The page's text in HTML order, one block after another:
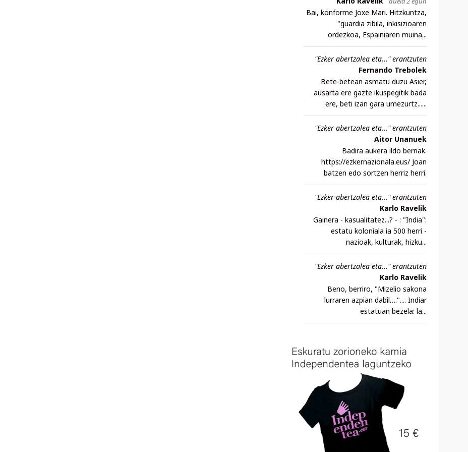
Bai, konforme Joxe Mari. Hitzkuntza,
"guardia zibila, inkisizioaren
ordezkoa, Espainiaren muina...
"Ezker abertzalea eta..." erantzuten
Fernando Trebolek
Bete-betean asmatu duzu Asier,
ausarta ere gazte ikuspegitik bada
ere, beti izan gara umezurtz......
"Ezker abertzalea eta..." erantzuten
Aitor Unanuek
Badira aukera ildo berriak.
https://ezkernazionala.eus/ Joan
batzen edo sortzen herriz herri.
"Ezker abertzalea eta..." erantzuten
Karlo Ravelik
Gainera - kasualitatez...? - : "India":
estatu koloniala ia 500 herri -
nazioak, kulturak, hizku...
"Ezker abertzalea eta..." erantzuten
Karlo Ravelik
Beno, berriro, "Mizelio sakona
lurraren azpian dabil….".... Indiar
estatuan bezela: la...